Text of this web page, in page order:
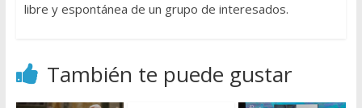
libre y espontánea de un grupo de interesados.
También te puede gustar